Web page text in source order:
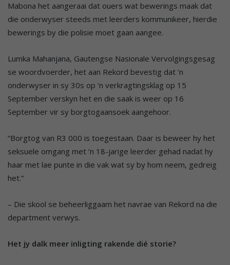
Mabona het aangeraai dat ouers wat bewerings maak dat
die onderwyser steeds met leerders kommunikeer, hierdie
bewerings by die polisie moet gaan aangee.
Lumka Mahanjana, Gautengse Nasionale Vervolgingsgesag
se woordvoerder, het aan Rekord bevestig dat ’n
onderwyser in sy 30s op ’n verkragtingsklag op 15
September verskyn het en die saak is weer op 16
September vir sy borgtogaansoek aangehoor.
“Borgtog van R3 000 is toegestaan. Daar is beweer hy het
seksuele omgang met ‘n 18-jarige leerder gehad nadat hy
haar met lae punte in die vak wat sy by hom neem, gedreig
het.”
– Die skool se beheerliggaam het navrae van Rekord na die
department verwys.
Het jy dalk meer inligting rakende dié storie?